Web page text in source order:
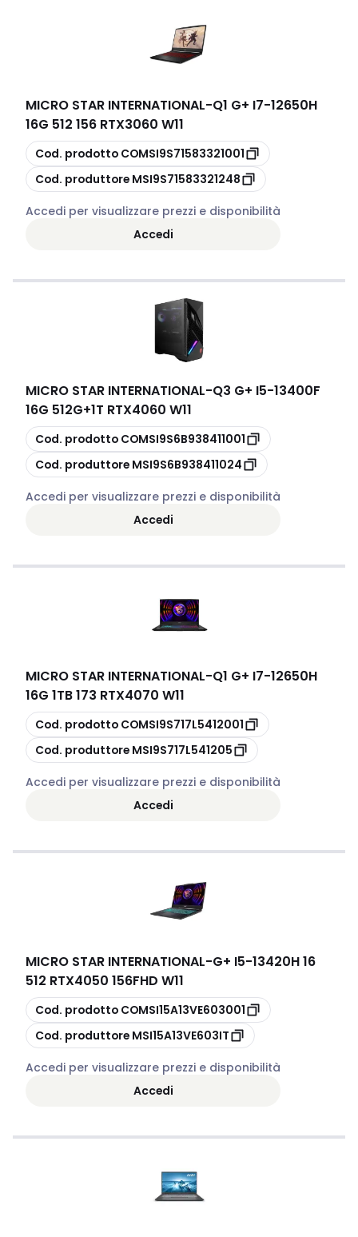
MICRO STAR INTERNATIONAL-Q1 G+ I7-12650H
16G 512 156 RTX3060 W11
copia
Cod. prodotto COMSI9S71583321001
copia
Cod. produttore MSI9S71583321248
Accedi per visualizzare prezzi e disponibilità
Accedi
MICRO STAR INTERNATIONAL-Q3 G+ I5-13400F
16G 512G+1T RTX4060 W11
copia
Cod. prodotto COMSI9S6B938411001
copia
Cod. produttore MSI9S6B938411024
Accedi per visualizzare prezzi e disponibilità
Accedi
MICRO STAR INTERNATIONAL-Q1 G+ I7-12650H
16G 1TB 173 RTX4070 W11
copia
Cod. prodotto COMSI9S717L5412001
copia
Cod. produttore MSI9S717L541205
Accedi per visualizzare prezzi e disponibilità
Accedi
MICRO STAR INTERNATIONAL-G+ I5-13420H 16
512 RTX4050 156FHD W11
copia
Cod. prodotto COMSI15A13VE603001
copia
Cod. produttore MSI15A13VE603IT
Accedi per visualizzare prezzi e disponibilità
Accedi